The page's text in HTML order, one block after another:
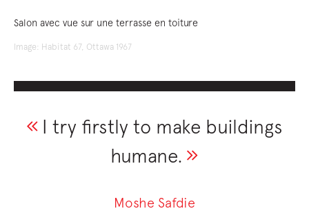
Salon avec vue sur une terrasse en toiture
Image: Habitat 67, Ottawa 1967
I try firstly to make buildings
humane.
Moshe Safdie